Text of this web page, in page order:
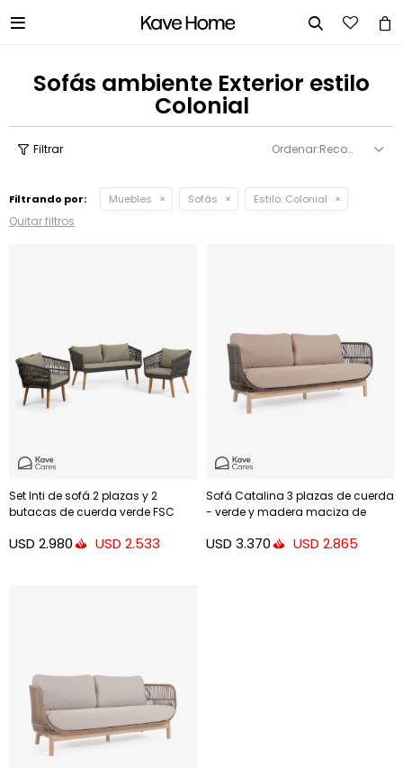
 
Sofás ambiente Exterior estilo
Colonial
Recomendados
Filtrando por: Muebles Sofás Estilo: Colonial
Quitar filtros
Set Inti de sofá 2 plazas y 2
butacas de cuerda verde FSC
USD 2.980 USD 2.533
Sofá Catalina 3 plazas de cuerda
- verde y madera maciza de
USD 3.370 USD 2.865